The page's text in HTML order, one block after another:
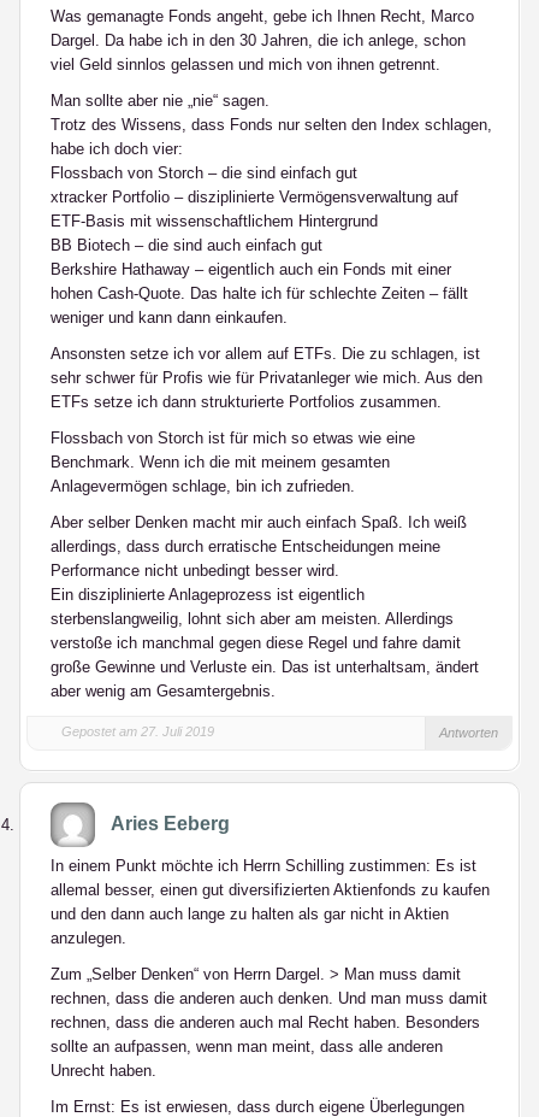
Was gemanagte Fonds angeht, gebe ich Ihnen Recht, Marco
Dargel. Da habe ich in den 30 Jahren, die ich anlege, schon
viel Geld sinnlos gelassen und mich von ihnen getrennt.
Man sollte aber nie „nie“ sagen.
Trotz des Wissens, dass Fonds nur selten den Index schlagen,
habe ich doch vier:
Flossbach von Storch – die sind einfach gut
xtracker Portfolio – disziplinierte Vermögensverwaltung auf
ETF-Basis mit wissenschaftlichem Hintergrund
BB Biotech – die sind auch einfach gut
Berkshire Hathaway – eigentlich auch ein Fonds mit einer
hohen Cash-Quote. Das halte ich für schlechte Zeiten – fällt
weniger und kann dann einkaufen.
Ansonsten setze ich vor allem auf ETFs. Die zu schlagen, ist
sehr schwer für Profis wie für Privatanleger wie mich. Aus den
ETFs setze ich dann strukturierte Portfolios zusammen.
Flossbach von Storch ist für mich so etwas wie eine
Benchmark. Wenn ich die mit meinem gesamten
Anlagevermögen schlage, bin ich zufrieden.
Aber selber Denken macht mir auch einfach Spaß. Ich weiß
allerdings, dass durch erratische Entscheidungen meine
Performance nicht unbedingt besser wird.
Ein disziplinierte Anlageprozess ist eigentlich
sterbenslangweilig, lohnt sich aber am meisten. Allerdings
verstoße ich manchmal gegen diese Regel und fahre damit
große Gewinne und Verluste ein. Das ist unterhaltsam, ändert
aber wenig am Gesamtergebnis.
Gepostet am 27. Juli 2019 Antworten
Aries Eeberg
In einem Punkt möchte ich Herrn Schilling zustimmen: Es ist
allemal besser, einen gut diversifizierten Aktienfonds zu kaufen
und den dann auch lange zu halten als gar nicht in Aktien
anzulegen.
Zum „Selber Denken“ von Herrn Dargel. > Man muss damit
rechnen, dass die anderen auch denken. Und man muss damit
rechnen, dass die anderen auch mal Recht haben. Besonders
sollte an aufpassen, wenn man meint, dass alle anderen
Unrecht haben.
Im Ernst: Es ist erwiesen, dass durch eigene Überlegungen